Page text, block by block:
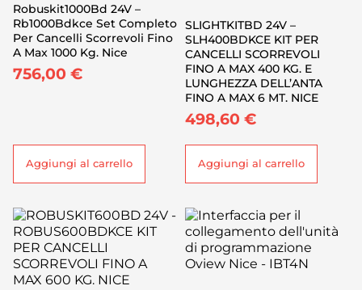
Robuskit1000Bd 24V –
Rb1000Bdkce Set Completo
Per Cancelli Scorrevoli Fino
A Max 1000 Kg. Nice
756,00 €
Aggiungi al carrello
SLIGHTKITBD 24V –
SLH400BDKCE KIT PER
CANCELLI SCORREVOLI
FINO A MAX 400 KG. E
LUNGHEZZA DELL’ANTA
FINO A MAX 6 MT. NICE
498,60 €
Aggiungi al carrello